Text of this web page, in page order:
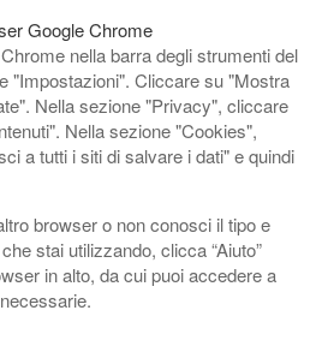
Google Chrome
nella barra degli strumenti del
"Impostazioni". Cliccare su "Mostra
Nella sezione "Privacy", cliccare
Nella sezione "Cookies",
a tutti i siti di salvare i dati" e quindi
browser o non conosci il tipo e
stai utilizzando, clicca “Aiuto”
in alto, da cui puoi accedere a